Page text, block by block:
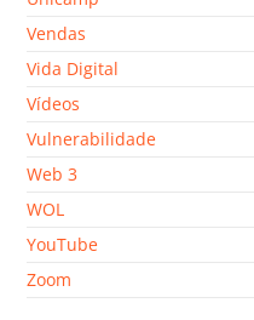
Vendas
Vida Digital
Vídeos
Vulnerabilidade
Web 3
WOL
YouTube
Zoom